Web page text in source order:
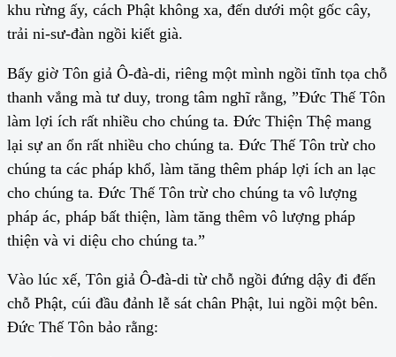
khu rừng ấy, cách Phật không xa, đến dưới một gốc cây,
trải ni-sư-đàn ngồi kiết già.
Bấy giờ Tôn giả Ô-đà-di, riêng một mình ngồi tĩnh tọa chỗ
thanh vắng mà tư duy, trong tâm nghĩ rằng, ”Đức Thế Tôn
làm lợi ích rất nhiều cho chúng ta. Đức Thiện Thệ mang
lại sự an ổn rất nhiều cho chúng ta. Đức Thế Tôn trừ cho
chúng ta các pháp khổ, làm tăng thêm pháp lợi ích an lạc
cho chúng ta. Đức Thế Tôn trừ cho chúng ta vô lượng
pháp ác, pháp bất thiện, làm tăng thêm vô lượng pháp
thiện và vi diệu cho chúng ta.”
Vào lúc xế, Tôn giả Ô-đà-di từ chỗ ngồi đứng dậy đi đến
chỗ Phật, cúi đầu đảnh lễ sát chân Phật, lui ngồi một bên.
Đức Thế Tôn bảo rằng: